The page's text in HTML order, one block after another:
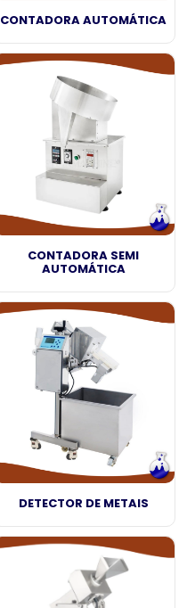
CONTADORA AUTOMÁTICA
CONTADORA SEMI
AUTOMÁTICA
DETECTOR DE METAIS